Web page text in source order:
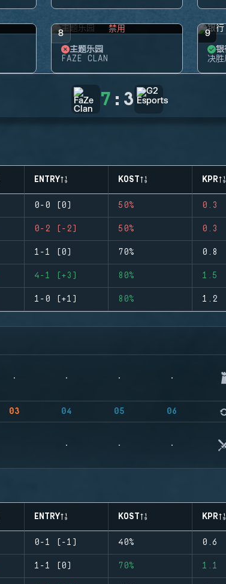
8 禁用
主题乐园
FAZE CLAN
9
银
决胜
7 : 3
ENTRY KOST KPR
0-0 (0) 50% 0.3
0-2 (-2) 50% 0.3
1-1 (0) 70% 0.8
4-1 (+3) 80% 1.5
1-0 (+1) 80% 1.2
03 04 05 06
ENTRY KOST KPR
0-1 (-1) 40% 0.6
1-1 (0) 70% 1.1